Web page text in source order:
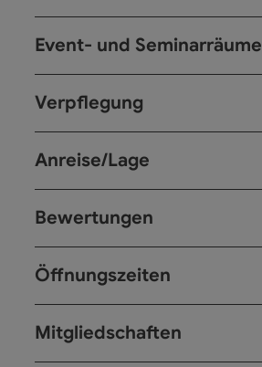
Event- und Seminarräume
Verpflegung
Anreise/Lage
Bewertungen
Öffnungszeiten
Mitgliedschaften